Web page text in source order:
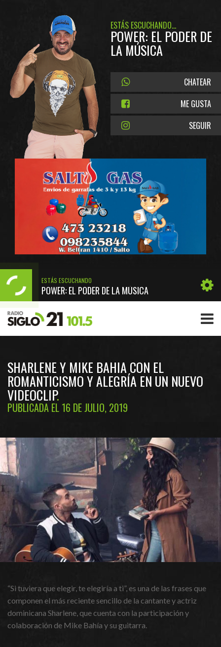
ESTÁS ESCUCHANDO...
POWER: EL PODER DE
LA MÚSICA
CHATEAR
ME GUSTA
SEGUIR
ESTÁS ESCUCHANDO
POWER: EL PODER DE LA MÚSICA
SHARLENE Y MIKE BAHIA CON EL
ROMANTICISMO Y ALEGRÍA EN UN NUEVO
VIDEOCLIP
PUBLICADA EL 16 DE JULIO, 2019
“Si tuviera que elegir, te elegiría a ti”, es una de las frases que
componen el más reciente sencillo de la cantante y actriz
dominicana Sharlene, que cuenta con la participación y
colaboración de Mike Bahía y su guitarra.